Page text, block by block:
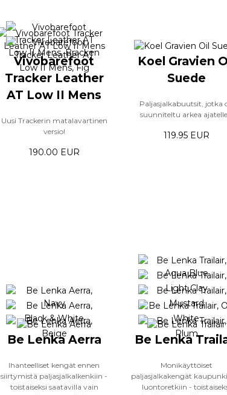
Vivobarefoot
Tracker Leather
AT Low II Mens
Uusi Trackerin matalavartinen
versio!
190.00 EUR
Koel Gravien
Suede
Paljasjalkabuutsit, jotka
suunniteltu arkea
119.95 EUR
Be Lenka Aerra
Ihanteelliset kengät ennen
siirtymistä paljasjalkalkenkiin -
toistaiseksi saatavilla vain
Be Lenka
Monikäyttöiset
paljasjalkakengät
luontoretkiin -